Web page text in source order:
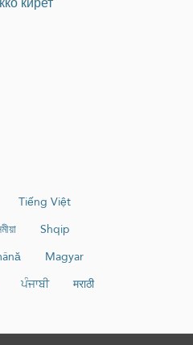
Tiếng Việt
Shqip
Magyar
ਪੰਜਾਬੀ
मराठी